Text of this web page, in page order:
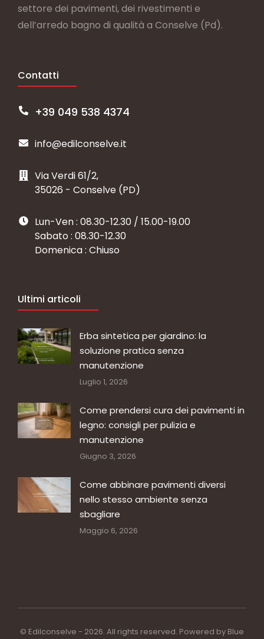
settore dei pavimenti, dei rivestimenti e
dell’arredo bagno di qualità a Conselve (Pd).
Contatti
+39 049 538 4374
info@edilconselve.it
Via Verdi 61/2,
35026 - Conselve (PD)
Lun-Ven : 08.30-12.30 / 15.00-19.00
Sabato : 08.30-12.30
Domenica : Chiuso
Ultimi articoli
Erba sintetica per giardino: la
soluzione pratica senza
manutenzione
Luglio 1, 2026
Come prendersi cura dei pavimenti in
legno: consigli per pulizia e
manutenzione
Giugno 3, 2026
Come abbinare pavimenti diversi
nello stesso ambiente senza
sbagliare
Maggio 6, 2026
© Edilconselve - 2026. All rights reserved. Powered by Blue